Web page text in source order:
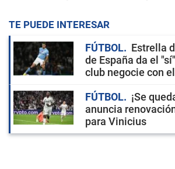
TE PUEDE INTERESAR
FÚTBOL
Estrella
de España da el
club negocie con
FÚTBOL
¡Se
anuncia
para Vinicius